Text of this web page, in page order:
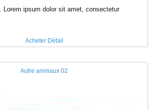
Lorem ipsum dolor sit amet, consectetur
Acheter Détail
Autre animaux 02